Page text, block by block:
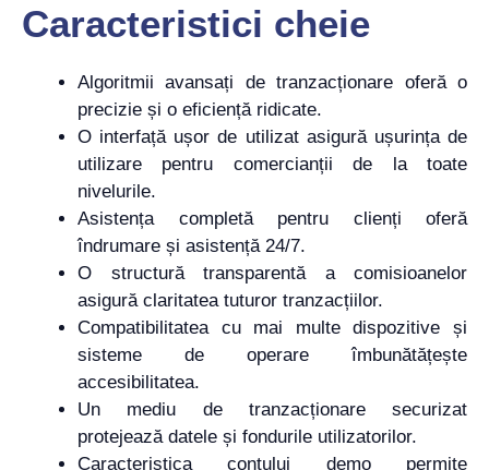
Caracteristici cheie
Algoritmii avansați de tranzacționare oferă o
precizie și o eficiență ridicate.
O interfață ușor de utilizat asigură ușurința de
utilizare pentru comercianții de la toate
nivelurile.
Asistența completă pentru clienți oferă
îndrumare și asistență 24/7.
O structură transparentă a comisioanelor
asigură claritatea tuturor tranzacțiilor.
Compatibilitatea cu mai multe dispozitive și
sisteme de operare îmbunătățește
accesibilitatea.
Un mediu de tranzacționare securizat
protejează datele și fondurile utilizatorilor.
Caracteristica contului demo permite